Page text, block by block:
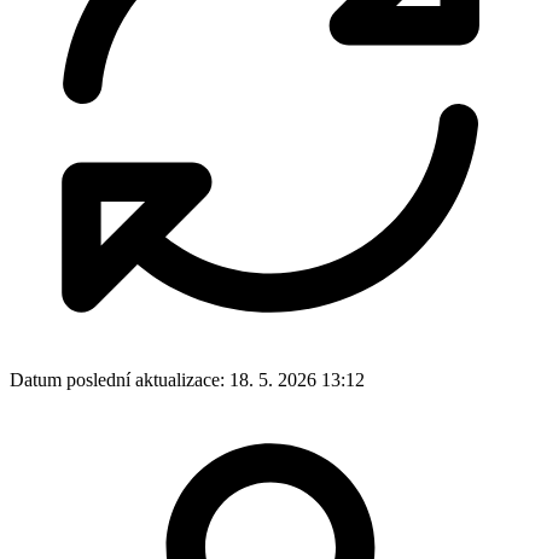
Datum poslední aktualizace: 18. 5. 2026 13:12